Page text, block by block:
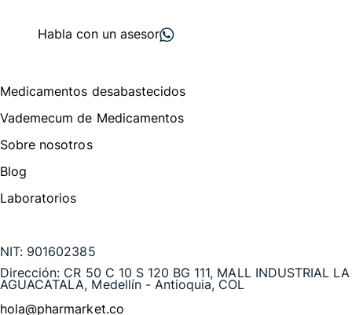
Habla con un asesor
Medicamentos desabastecidos
Vademecum de Medicamentos
Sobre nosotros
Blog
Laboratorios
NIT: 901602385
Dirección: CR 50 C 10 S 120 BG 111, MALL INDUSTRIAL LA
AGUACATALA, Medellín - Antioquia, COL
hola@pharmarket.co